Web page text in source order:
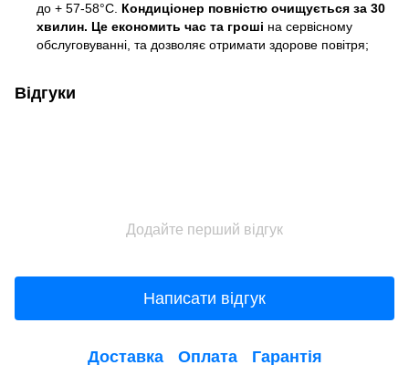
до + 57-58°C. Кондиціонер повністю очищується за 30
хвилин. Це економить час та гроші на сервісному
обслуговуванні, та дозволяє отримати здорове повітря;
Відгуки
Додайте перший відгук
Написати відгук
Доставка Оплата Гарантія